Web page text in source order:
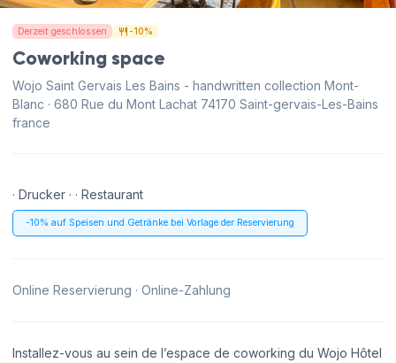
Derzeit geschlossen -10%
Coworking space
Wojo Saint Gervais Les Bains - handwritten collection Mont-
Blanc · 680 Rue du Mont Lachat 74170 Saint-gervais-Les-Bains
france
· Drucker · · Restaurant
-10% auf Speisen und Getränke bei Vorlage der Reservierung
Online Reservierung · Online-Zahlung
Installez-vous au sein de l’espace de coworking du Wojo Hôtel